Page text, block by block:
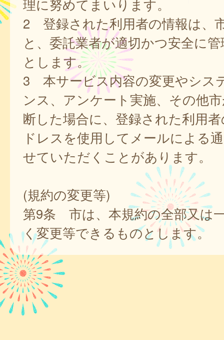
理に努めてまいります。
2 登録された利用者の情報は、
と、委託業者が適切かつ安全に
とします。
3 本サービス内容の変更やシス
ンス、アンケート実施、その他
断した場合に、登録された利用
ドレスを使用してメールによる
せていただくことがあります。
(規約の変更等)
第9条 市は、本規約の全部又は
く変更等できるものとします。